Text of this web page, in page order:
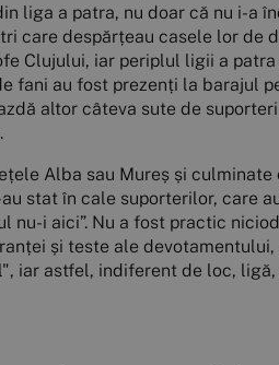
liga a patra, nu doar că nu i-a
despărțeau casele lor de
Clujului, iar periplul ligii a
fani au fost prezenți la barajul
altor câteva sute de
Alba sau Mureș și
stat în cale suporterilor, care
nu-i aici”. Nu a fost practic
și teste ale
astfel, indiferent de loc, ligă,